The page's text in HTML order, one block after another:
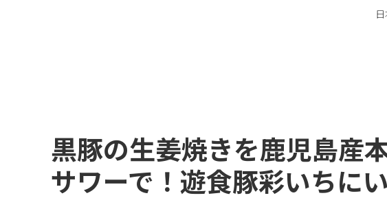
黒豚の生姜焼きを鹿児島産
サワーで！遊食豚彩いちにい